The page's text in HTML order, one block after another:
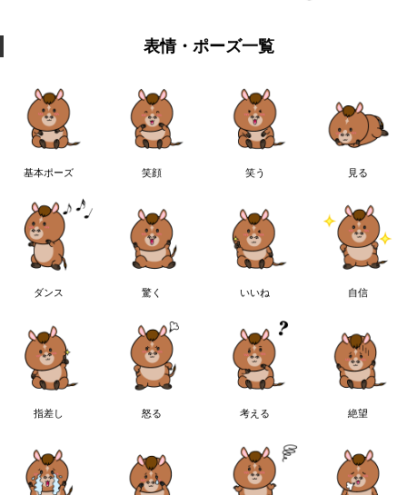
表情・ポーズ一覧
基本ポーズ 笑顔 笑う 見る
ダンス 驚く いいね 自信
指差し 怒る 考える 絶望